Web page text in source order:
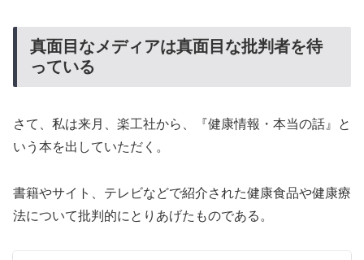
真面目なメディアは真面目な批判者を待
っている
さて、私は来月、楽工社から、『健康情報・本当の話』と
いう本を出していただく。
書籍やサイト、テレビなどで紹介された健康食品や健康療
法について批判的にとりあげたものである。